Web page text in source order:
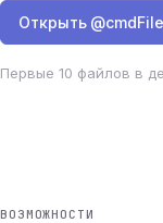
Открыть
Первые 10 файлов в
ВОЗМОЖНОСТИ